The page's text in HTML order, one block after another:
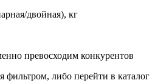
двойная), кг
превосходим конкурентов
фильтром, либо перейти в каталог